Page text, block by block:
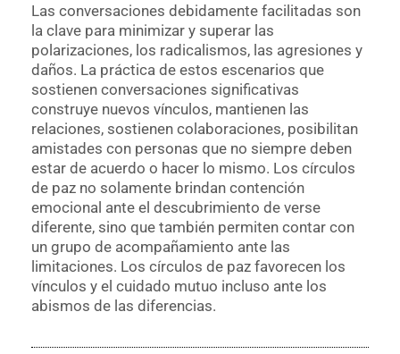
Las conversaciones debidamente facilitadas son
la clave para minimizar y superar las
polarizaciones, los radicalismos, las agresiones y
daños. La práctica de estos escenarios que
sostienen conversaciones significativas
construye nuevos vínculos, mantienen las
relaciones, sostienen colaboraciones, posibilitan
amistades con personas que no siempre deben
estar de acuerdo o hacer lo mismo. Los círculos
de paz no solamente brindan contención
emocional ante el descubrimiento de verse
diferente, sino que también permiten contar con
un grupo de acompañamiento ante las
limitaciones. Los círculos de paz favorecen los
vínculos y el cuidado mutuo incluso ante los
abismos de las diferencias.